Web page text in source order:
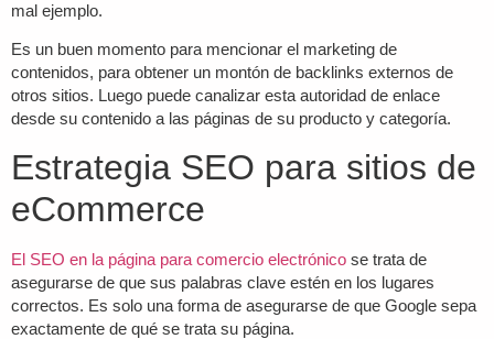
mal ejemplo.
Es un buen momento para mencionar el marketing de
contenidos, para obtener un montón de backlinks externos de
otros sitios. Luego puede canalizar esta autoridad de enlace
desde su contenido a las páginas de su producto y categoría.
Estrategia SEO para sitios de
eCommerce
El SEO en la página para comercio electrónico se trata de
asegurarse de que sus palabras clave estén en los lugares
correctos. Es solo una forma de asegurarse de que Google sepa
exactamente de qué se trata su página.